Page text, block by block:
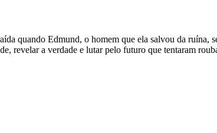
quando Edmund, o homem que ela salvou da ruína,
revelar a verdade e lutar pelo futuro que tentaram